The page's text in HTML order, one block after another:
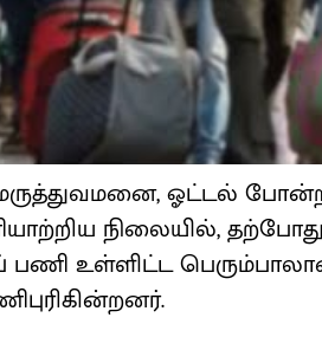
ஓட்​டல்
நிலை​யில்,
பணி உள்​ளிட்ட